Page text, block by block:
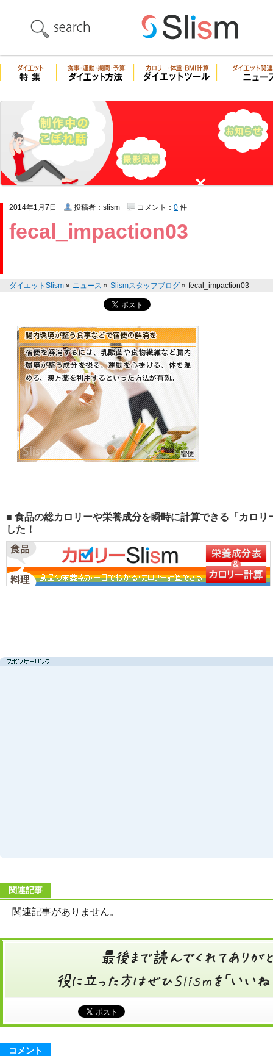
fecal_impaction03
2014年1月7日 投稿者：slism コメント： 0 件
ダイエットSlism » ニュース » Slismスタッフブログ » fecal_impaction03
■ 食品の総カロリーや栄養成分を瞬時に計算できる「カロ
した！
関連記事
関連記事がありません。
コメント